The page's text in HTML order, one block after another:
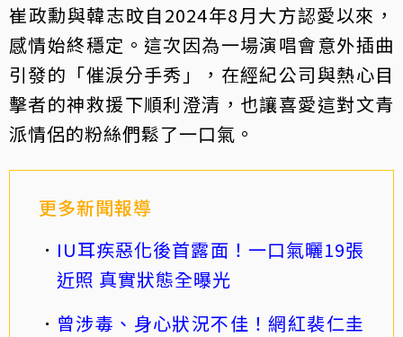
崔政勳與韓志旼自2024年8月大方認愛以來，
感情始終穩定。這次因為一場演唱會意外插曲
引發的「催淚分手秀」，在經紀公司與熱心目
擊者的神救援下順利澄清，也讓喜愛這對文青
派情侶的粉絲們鬆了一口氣。
更多新聞報導
IU耳疾惡化後首露面！一口氣曬19張
近照 真實狀態全曝光
曾涉毒、身心狀況不佳！網紅裴仁圭